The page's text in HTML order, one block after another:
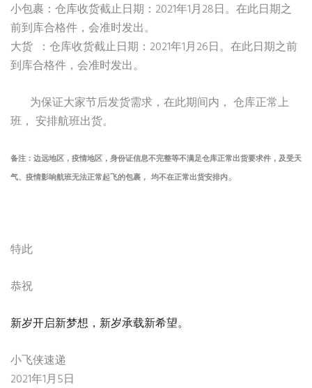
小包裹：仓库收货截止日期： 2021年1 月 28 日。在此日期之
前到库合格件，会准时发出。
大货
：仓库收货截止日期： 2021年1 月 26 日。在此日期之前
到库合格件，会准时发出。
为保证大家节后发货需求，在此期间内，
仓库正常上
班，
安排航班出货。
备注：边远地区，疫情地区，身份证信息不完整等不满足仓库正常出货要求件，及受天
气、疫情影响航班无法正常起飞的包裹， 均不在正常出货安排内。
特此
恭祝
新岁开启新梦想，新岁承载新希望。
小飞侠速递
2021年1 月 5 日